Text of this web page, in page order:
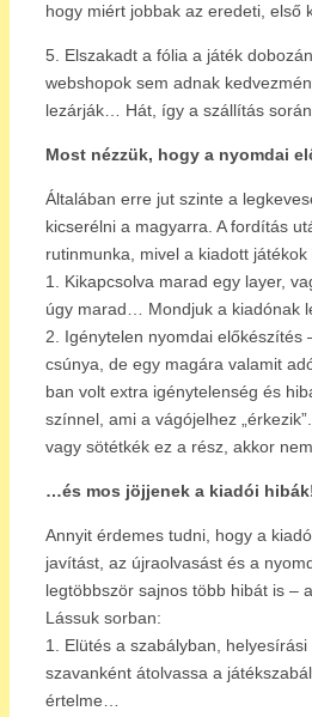
hogy miért jobbak az eredeti, első
5. Elszakadt a fólia a játék
webshopok sem adnak
lezárják… Hát, így a szállítás
Most nézzük, hogy a nyomdai
Általában erre jut szinte a
kicserélni a magyarra. A fordítás
rutinmunka, mivel a kiadott
1. Kikapcsolva marad egy layer,
úgy marad… Mondjuk a kiadónak
2. Igénytelen nyomdai előkészítés
csúnya, de egy magára valamit
ban volt extra igénytelenség és
színnel, ami a vágójelhez
vagy sötétkék ez a rész, akkor
…és mos jöjjenek a kiadói
Annyit érdemes tudni, hogy a
javítást, az újraolvasást és a
legtöbbször sajnos több hibát is –
Lássuk sorban:
1. Elütés a szabályban,
szavanként átolvassa a
értelme…